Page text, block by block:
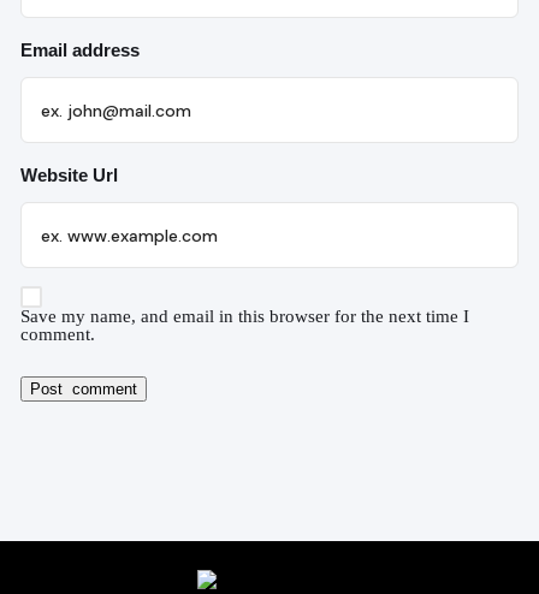
Email address
Website Url
Save my name, and email in this browser for the next time I
comment.